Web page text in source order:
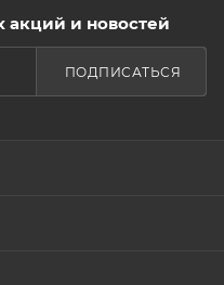
акций и новостей
ПОДПИСАТЬСЯ